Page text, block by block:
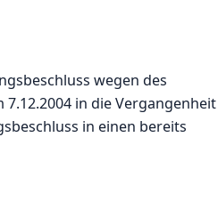
wegen des
in die Vergangenheit
in einen bereits